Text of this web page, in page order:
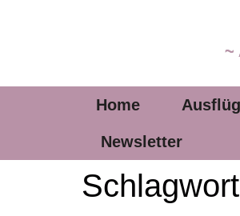
~
Home
Newsletter